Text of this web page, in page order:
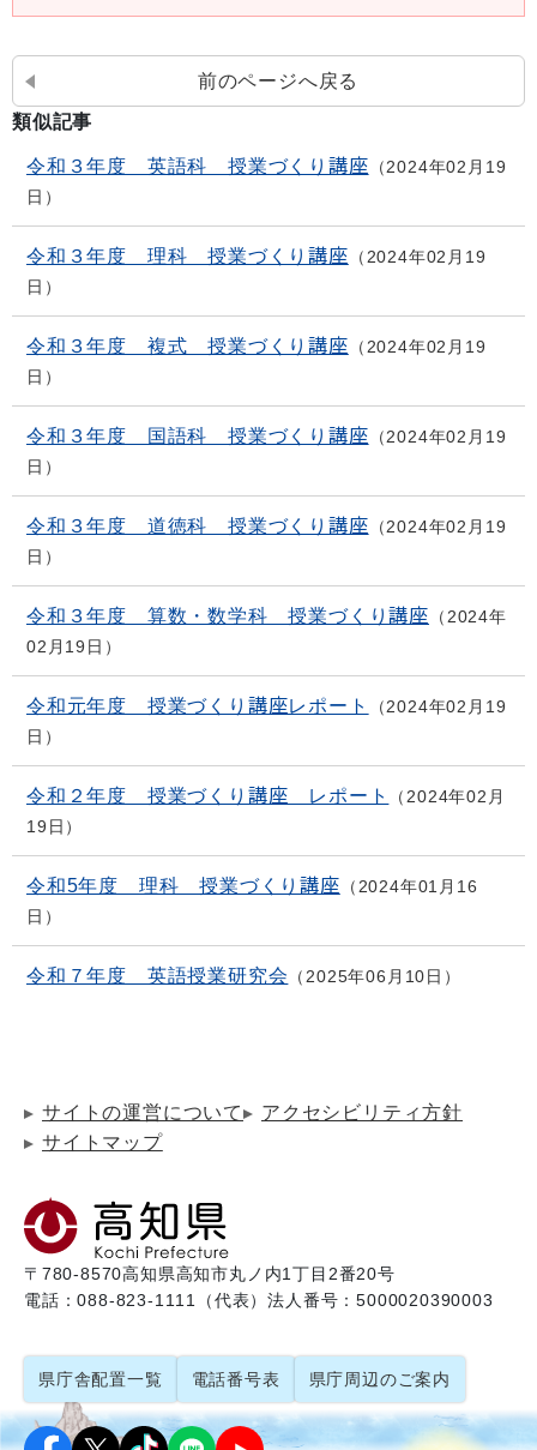
前のページへ戻る
類似記事
令和３年度 英語科 授業づくり講座
2024年02月19
日
令和３年度 理科 授業づくり講座
2024年02月19
日
令和３年度 複式 授業づくり講座
2024年02月19
日
令和３年度 国語科 授業づくり講座
2024年02月19
日
令和３年度 道徳科 授業づくり講座
2024年02月19
日
令和３年度 算数・数学科 授業づくり講座
2024年
02月19日
令和元年度 授業づくり講座レポート
2024年02月19
日
令和２年度 授業づくり講座 レポート
2024年02月
19日
令和5年度 理科 授業づくり講座
2024年01月16
日
令和７年度 英語授業研究会 2025年06月10日
サイトの運営について
アクセシビリティ方針
サイトマップ
〒780-8570高知県高知市丸ノ内1丁目2番20号
電話：088-823-1111（代表）法人番号：5000020390003
県庁舎配置一覧 電話番号表 県庁周辺のご案内